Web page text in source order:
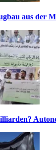
aus der